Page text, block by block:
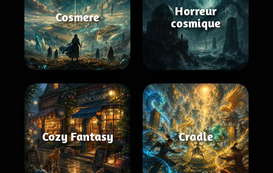
Cosmere
Horreur
cosmique
Cozy Fantasy Cradle